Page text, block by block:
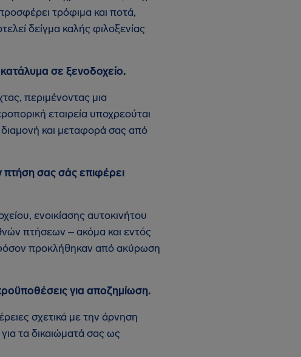
τρόφιμα και ποτά,
δείγμα καλής φιλοξενίας
σε ξενοδοχείο.
περιμένοντας μια
εταιρεία υποχρεούται
διαμονή και μεταφορά σας από
πτήση σας σάς επιφέρει
ενοικίασης αυτοκινήτου
πτήσεων ‒ ακόμα και εντός
προκλήθηκαν από ακύρωση
για αποζημίωση.
σχετικά με την άρνηση
τα δικαιώματά σας ως